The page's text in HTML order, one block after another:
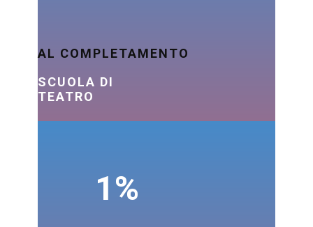
AL COMPLETAMENTO
SCUOLA DI
TEATRO
1%